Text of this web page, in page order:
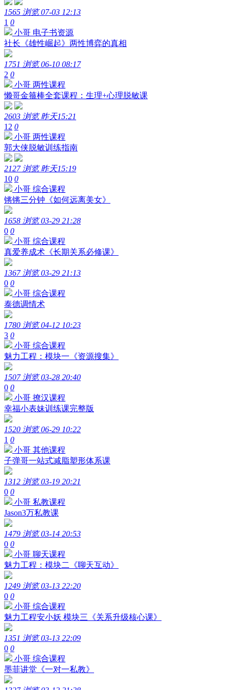
1565 浏览 07-03 12:13
1 0
小哥 电子书资源
社长《雄性崛起》两性博弈的真相
1751 浏览 06-10 08:17
2 0
小哥 两性课程
懒哥金箍棒全套课程：生理+心理脱敏课
2603 浏览 昨天15:21
12 0
小哥 两性课程
郭大侠脱敏训练指南
2127 浏览 昨天15:19
10 0
小哥 综合课程
锵锵三分钟《如何远离美女》
1658 浏览 03-29 21:28
0 0
小哥 综合课程
真爱养成术《长期关系必修课》
1367 浏览 03-29 21:13
0 0
小哥 综合课程
泰德调情术
1780 浏览 04-12 10:23
3 0
小哥 综合课程
魅力工程：模块一《资源搜集》
1507 浏览 03-28 20:40
0 0
小哥 撩汉课程
幸福小表妹训练课完整版
1520 浏览 06-29 10:22
1 0
小哥 其他课程
子弹哥一站式减脂塑形体系课
1312 浏览 03-19 20:21
0 0
小哥 私教课程
Jason3万私教课
1479 浏览 03-14 20:53
0 0
小哥 聊天课程
魅力工程：模块二《聊天互动》
1249 浏览 03-13 22:20
0 0
小哥 综合课程
魅力工程安小妖 模块三《关系升级核心课》
1351 浏览 03-13 22:09
0 0
小哥 综合课程
墨菲讲堂《一对一私教》